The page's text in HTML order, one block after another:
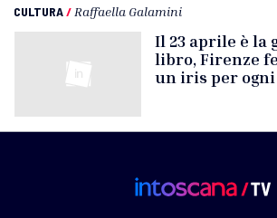
CULTURA/ Raffaella Galamini
Il 23 aprile è la
libro, Firenze
un iris per